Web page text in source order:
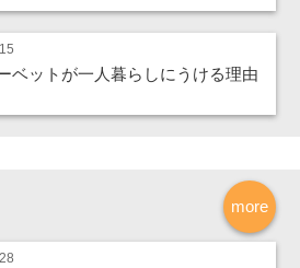
ベットが一人暮らしにうける理由
more